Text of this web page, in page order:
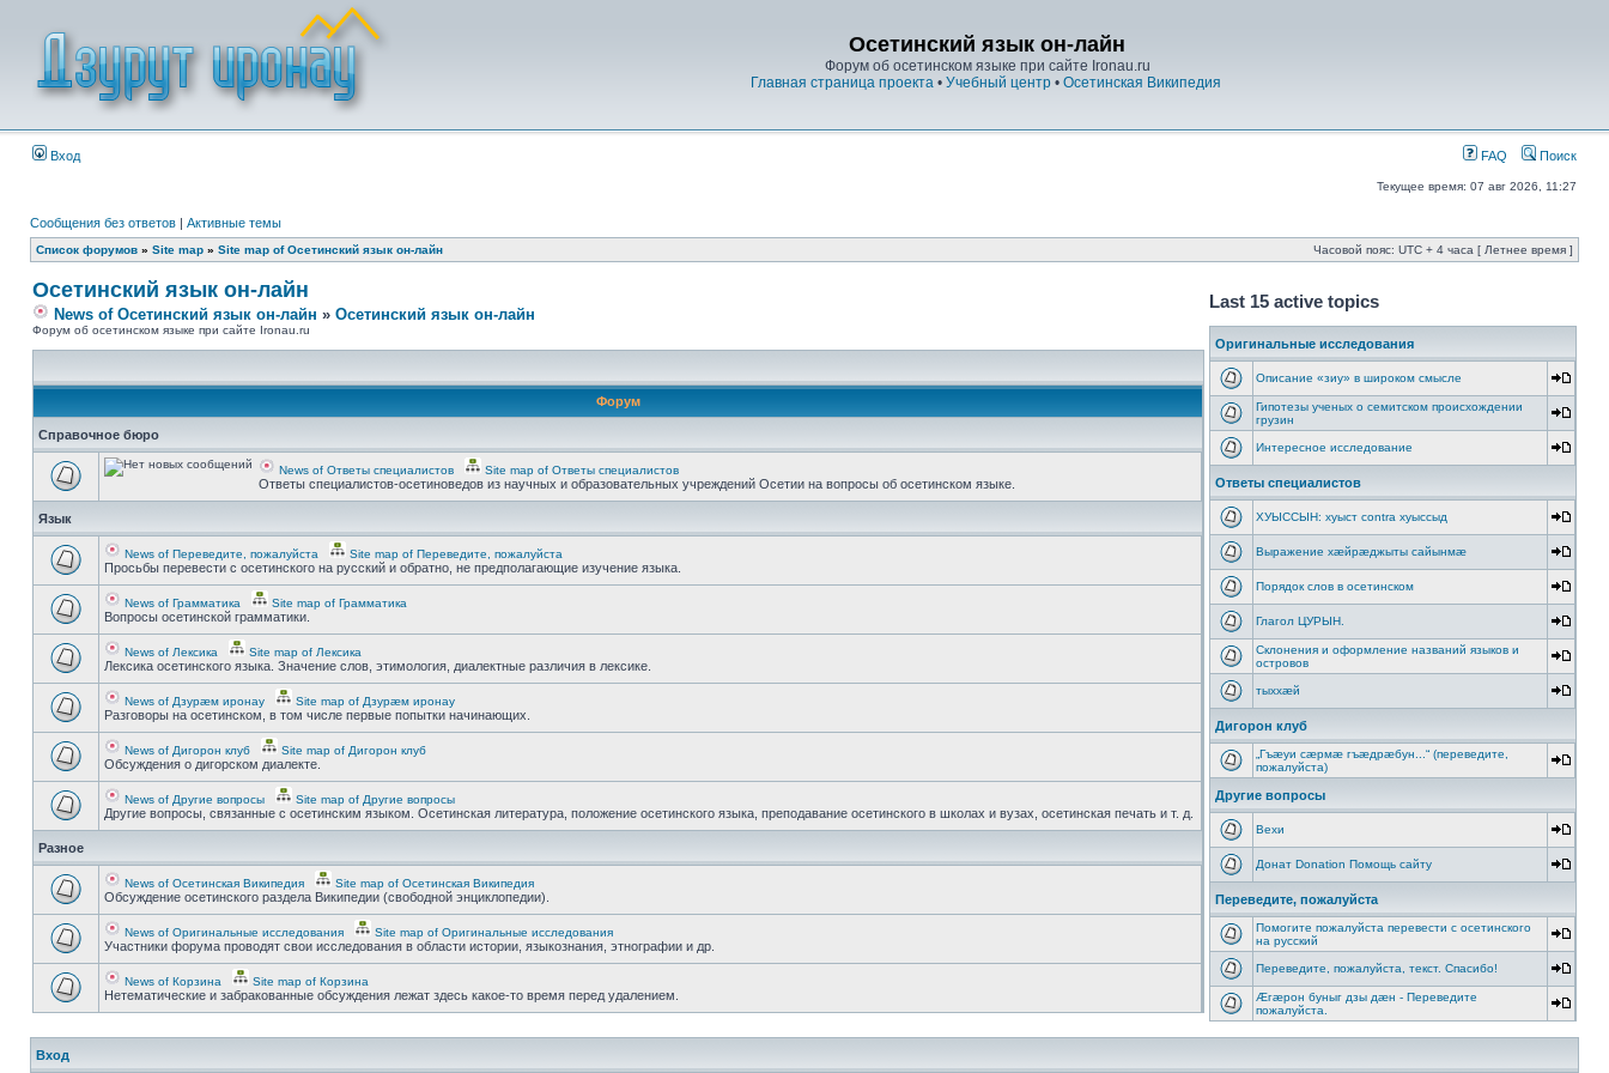
Осетинский язык он-лайн
Форум об осетинском языке при сайте Ironau.ru
Главная страница проекта • Учебный центр • Осетинская Википедия
Вход FAQ Поиск
Текущее время: 07 авг 2026, 11:27
Сообщения без ответов | Активные темы
Список форумов » Site map » Site map of Осетинский язык он-лайн Часовой пояс: UTC + 4 часа [ Летнее время ]
Осетинский язык он-лайн
News of Осетинский язык он-лайн » Осетинский язык он-лайн
Форум об осетинском языке при сайте Ironau.ru
Форум
Справочное бюро
News of Ответы специалистов Site map of Ответы специалистов
Ответы специалистов-осетиноведов из научных и образовательных учреждений Осетии на вопросы об осетинском языке.
Язык
News of Переведите, пожалуйста Site map of Переведите, пожалуйста
Просьбы перевести с осетинского на русский и обратно, не предполагающие изучение языка.
News of Грамматика Site map of Грамматика
Вопросы осетинской грамматики.
News of Лексика Site map of Лексика
Лексика осетинского языка. Значение слов, этимология, диалектные различия в лексике.
News of Дзурæм иронау Site map of Дзурæм иронау
Разговоры на осетинском, в том числе первые попытки начинающих.
News of Дигорон клуб Site map of Дигорон клуб
Обсуждения о дигорском диалекте.
News of Другие вопросы Site map of Другие вопросы
Другие вопросы, связанные с осетинским языком. Осетинская литература, положение осетинского языка, преподавание осетинского в школах и вузах, осетинская печать и т. д.
Разное
News of Осетинская Википедия Site map of Осетинская Википедия
Обсуждение осетинского раздела Википедии (свободной энциклопедии).
News of Оригинальные исследования Site map of Оригинальные исследования
Участники форума проводят свои исследования в области истории, языкознания, этнографии и др.
News of Корзина Site map of Корзина
Нетематические и забракованные обсуждения лежат здесь какое-то время перед удалением.
Last 15 active topics
Оригинальные исследования
Описание «зиу» в широком смысле
Гипотезы ученых о семитском происхождении
грузин
Интересное исследование
Ответы специалистов
ХУЫССЫН: хуыст contra хуыссыд
Выражение хæйрæджыты сайынмæ
Порядок слов в осетинском
Глагол ЦУРЫН.
Склонения и оформление названий языков и
островов
тыххӕй
Дигорон клуб
„Гъæуи сæрмæ гъæдрæбун...“ (переведите,
пожалуйста)
Другие вопросы
Вехи
Донат Donation Помощь сайту
Переведите, пожалуйста
Помогите пожалуйста перевести с осетинского
на русский
Переведите, пожалуйста, текст. Спасибо!
Æгæрон буныг дзы дæн - Переведите
пожалуйста.
Вход